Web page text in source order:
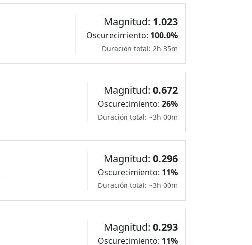
Magnitud: 1.023
Oscurecimiento: 100.0%
Duración total: 2h 35m
Magnitud: 0.672
Oscurecimiento: 26%
Duración total: ~3h 00m
Magnitud: 0.296
Oscurecimiento: 11%
Duración total: ~3h 00m
Magnitud: 0.293
Oscurecimiento: 11%